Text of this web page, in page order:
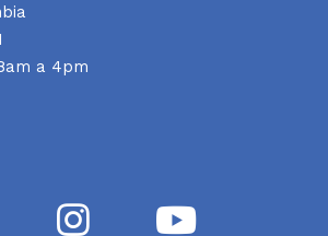
a 4pm